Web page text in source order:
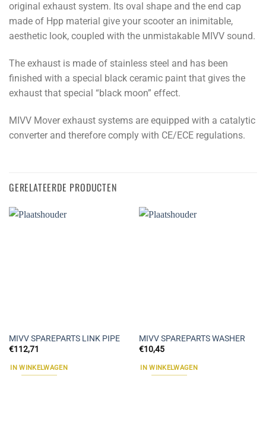
original exhaust system. Its oval shape and the end cap
made of Hpp material give your scooter an inimitable,
aesthetic look, coupled with the unmistakable MIVV sound.
The exhaust is made of stainless steel and has been
finished with a special black ceramic paint that gives the
exhaust that special “black moon” effect.
MIVV Mover exhaust systems are equipped with a catalytic
converter and therefore comply with CE/ECE regulations.
GERELATEERDE PRODUCTEN
MIVV SPAREPARTS LINK PIPE
€112,71
IN WINKELWAGEN
MIVV SPAREPARTS WASHER
€10,45
IN WINKELWAGEN